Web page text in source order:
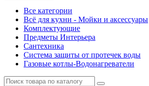
Все категории
Всё для кухни - Мойки и аксессуары
Комплектующие
Предметы Интерьера
Сантехника
Система защиты от протечек воды
Газовые котлы-Водонагреватели